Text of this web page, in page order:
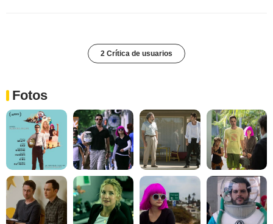
2 Crítica de usuarios
Fotos